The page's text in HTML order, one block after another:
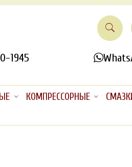
1945
КОМПРЕССОРНЫЕ